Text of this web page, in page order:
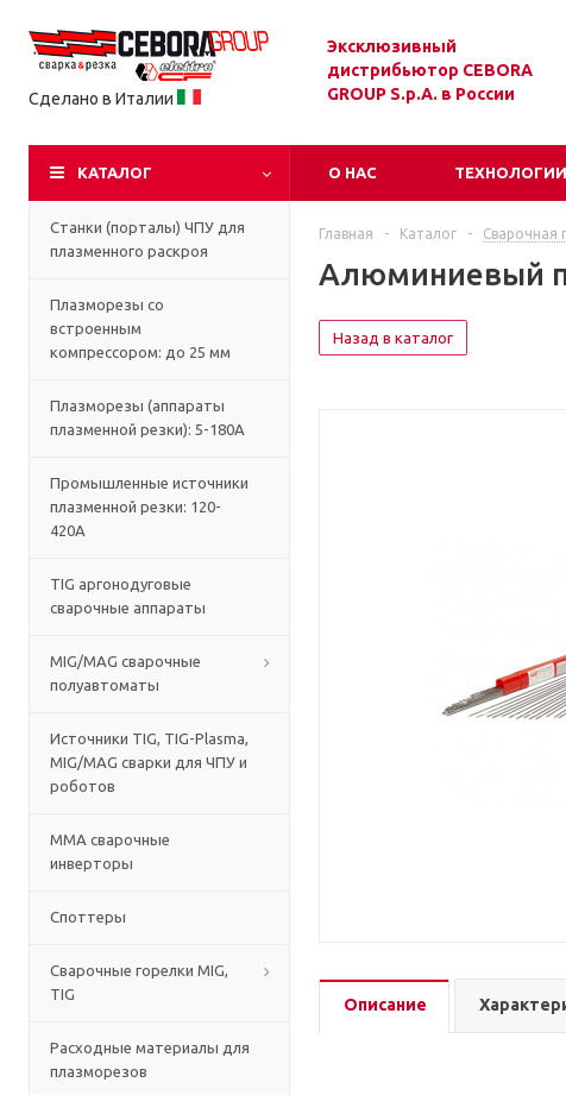
Сделано в Италии
Эксклюзивный
дистрибьютор CEBORA
GROUP S.p.A. в России
КАТАЛОГ О НАС ТЕХНОЛОГИИ
Станки (порталы) ЧПУ для
плазменного раскроя
Плазморезы со
встроенным
компрессором: до 25 мм
Плазморезы (аппараты
плазменной резки): 5-180А
Промышленные источники
плазменной резки: 120-
420А
TIG аргонодуговые
сварочные аппараты
MIG/MAG сварочные
полуавтоматы
Источники TIG, TIG-Plasma,
MIG/MAG сварки для ЧПУ и
роботов
MMA сварочные
инверторы
Споттеры
Сварочные горелки MIG,
TIG
Расходные материалы для
плазморезов
Главная - Каталог - Сварочная
Алюминиевый
Назад в каталог
Описание